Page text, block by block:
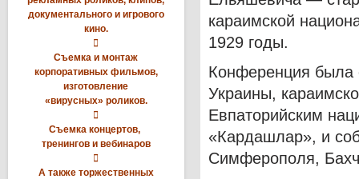
документального и игрового
кино.

Съемка и монтаж
корпоративных фильмов,
изготовление
«вирусных» роликов.

Съемка концертов,
тренингов и вебинаров

А также торжественных
караимской
1929 годы.
Конференция была
Украины,
Евпаторийским
«Кардашлар», и
Симферополя,